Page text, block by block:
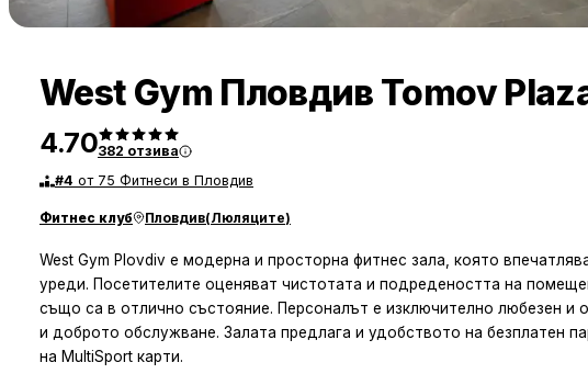
West Gym Пловдив Tomov
4.70382 отзива
#4 от 75 Фитнеси в Пловдив
Фитнес клуб Пловдив(Люляците)
West Gym Plovdiv е модерна и просторна фитнес зала, която
уреди. Посетителите оценяват чистотата и подредеността на
също са в отлично състояние. Персоналът е изключително любезен и
и доброто обслужване. Залата предлага и удобството на безплатен
на MultiSport карти.